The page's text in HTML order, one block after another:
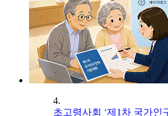
4.
초고령사회 ‘제1차 국가인